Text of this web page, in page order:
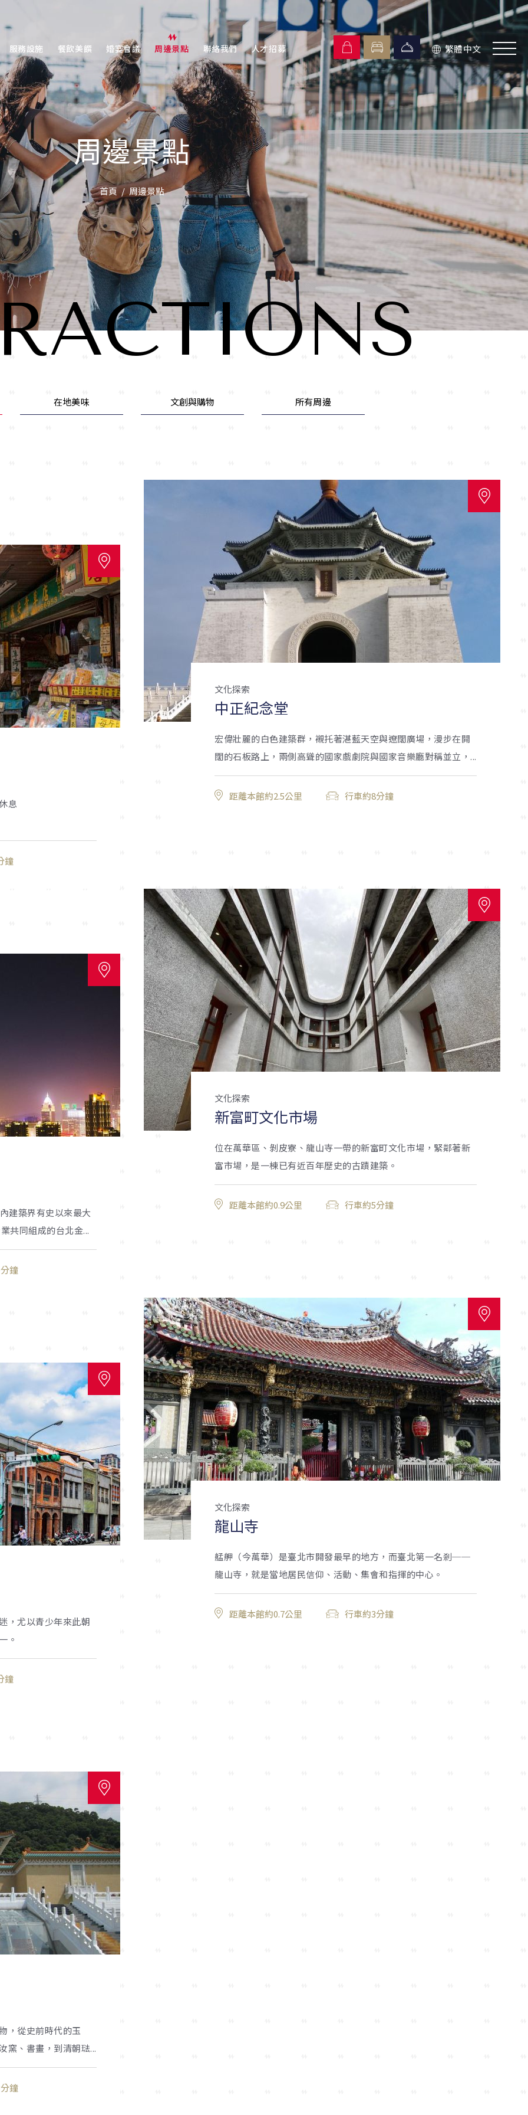
服務設施 餐飲美饌 婚宴會議 周邊景點 聯絡我們 人才招募 繁體中文
周邊景點
首頁 周邊景點
在地美味 文創與購物 所有周邊
息
鐘
文化探索
中正紀念堂
宏偉壯麗的白色建築群，襯托著湛藍天空與遼闊廣場，漫步在開
闊的石板路上，兩側高聳的國家戲劇院與國家音樂廳對稱並立，...
距離本館約2.5公里 行車約8分鐘
建築界有史以來最大
共同組成的台北金...
鐘
文化探索
新富町文化市場
位在萬華區、剝皮寮、龍山寺一帶的新富町文化市場，緊鄰著新
富市場，是一棟已有近百年歷史的古蹟建築。
距離本館約0.9公里 行車約5分鐘
，尤以青少年來此朝
。
鐘
文化探索
龍山寺
艋舺（今萬華）是臺北市開發最早的地方，而臺北第一名剎──
龍山寺，就是當地居民信仰、活動、集會和指揮的中心。
距離本館約0.7公里 行車約3分鐘
，從史前時代的玉
窯、書畫，到清朝琺...
鐘